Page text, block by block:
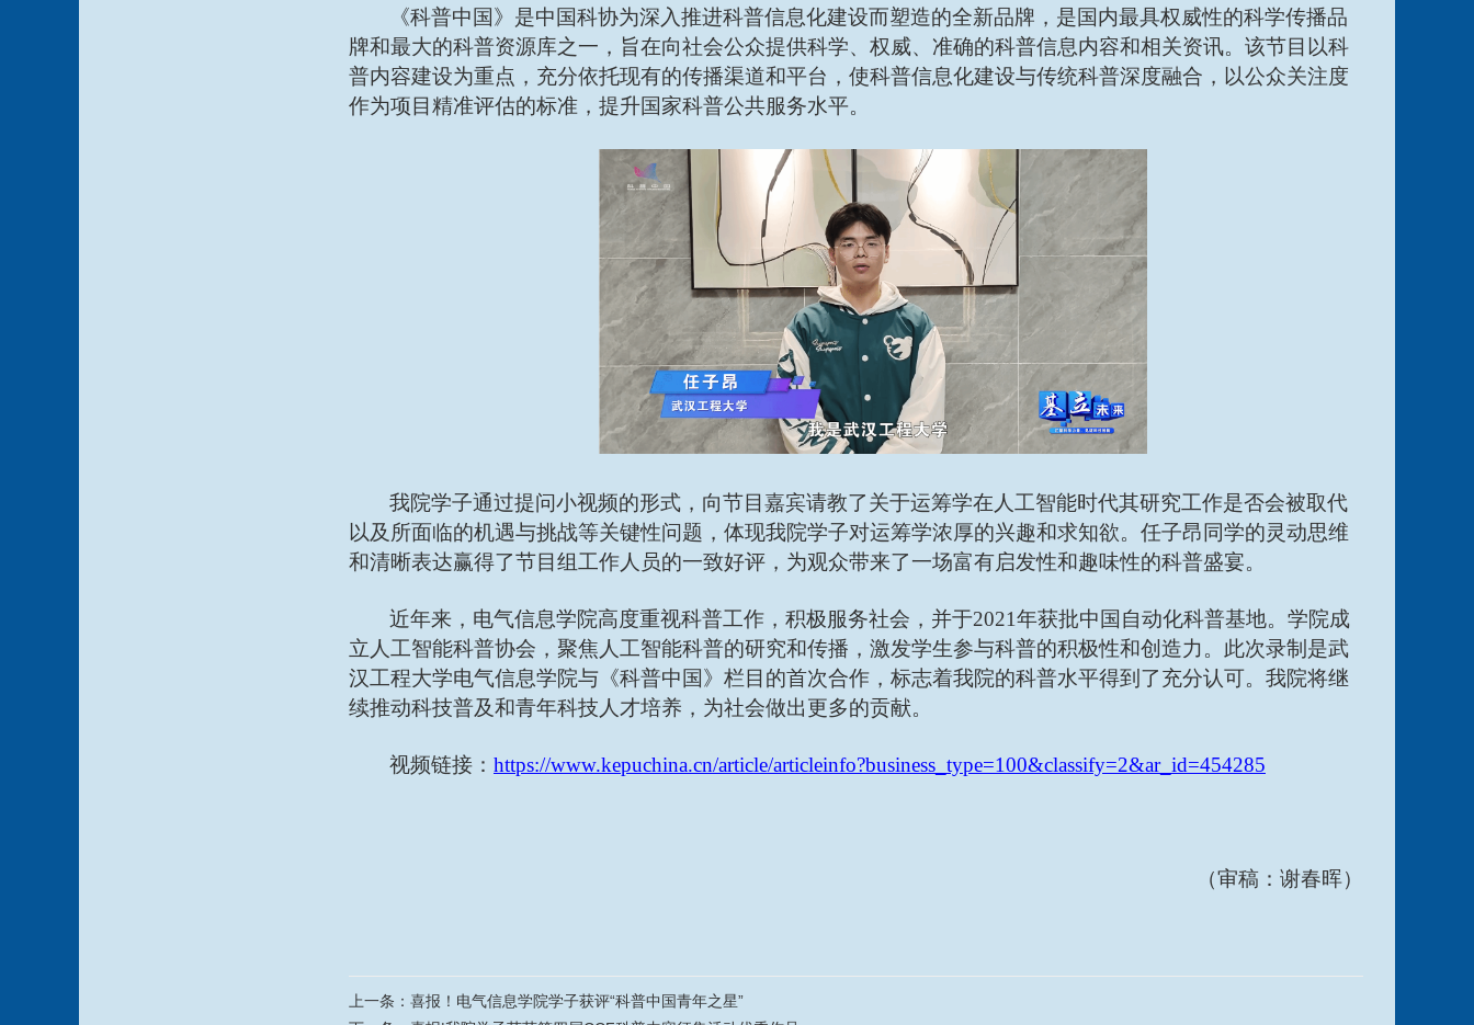
《科普中国》 是中国科协为深入推进科普信息化建设而塑造的全新品牌，是国内最具权威性的科学传播品
牌和最大的科普资源库之一，旨在向社会公众提供科学、权威、准确的科普信息内容和相关资讯。该节目以科
普内容建设为重点，充分依托现有的传播渠道和平台，使科普信息化建设与传统科普深度融合，以公众关注度
作为项目精准评估的标准，提升国家科普公共服务水平。
我院学子通过提问小视频的形式，向节目嘉宾请教了关于运筹学在人工智能时代其研究工作是否会被取代
以及所面临的机遇与挑战等关键性问题，体现我院学子对运筹学浓厚的兴趣和求知欲。任子昂同学的灵动思维
和清晰表达赢得了节目组工作人员的一致好评，为观众带来了一场富有启发性和趣味性的科普盛宴。
近年来，电气信息学院高度重视科普工作，积极服务社会，并于2021年获批中国自动化科普基地。学院成
立人工智能科普协会，聚焦人工智能科普的研究和传播，激发学生参与科普的积极性和创造力。此次录制是武
汉工程大学电气信息学院与《科普中国》栏目的首次合作，标志着我院的科普水平得到了充分认可。我院将继
续推动科技普及和青年科技人才培养，为社会做出更多的贡献。
视频链接： https://www.kepuchina.cn/article/articleinfo?business_type=100&classify=2&ar_id=454285
（审稿：谢春晖）
上一条： 喜报！电气信息学院学子获评“科普中国青年之星”